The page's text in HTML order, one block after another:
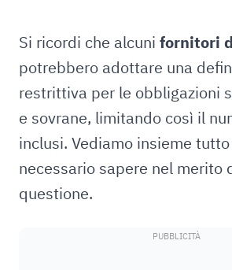
Si ricordi che alcuni fornitori
potrebbero adottare una
restrittiva per le obbligazioni
e sovrane, limitando così il
inclusi. Vediamo insieme
necessario sapere nel merito
questione.